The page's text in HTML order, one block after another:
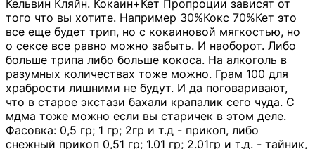
Кельвин Кляйн. Кокаин+Кет Пропроции зависят от
того что вы хотите. Например 30%Кокс 70%Кет это
все еще будет трип, но с кокаиновой мягкостью, но
о сексе все равно можно забыть. И наоборот. Либо
больше трипа либо больше кокоса. На алкоголь в
разумных количествах тоже можно. Грам 100 для
храбрости лишними не будут. И да поговаривают,
что в старое экстази бахали крапалик сего чуда. С
мдма тоже можно если вы старичек в этом деле.
Фасовка: 0,5 гр; 1 гр; 2гр и т.д - прикоп, либо
снежный прикоп 0,51 гр; 1.01 гр; 2.01гр и т.д. - тайник,